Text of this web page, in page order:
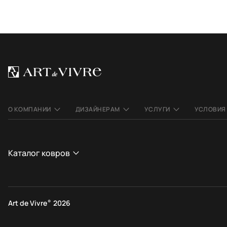
О КОМПАНИИ ДИЗАЙНЕРАМ УСЛУГИ УСЛОВИЯ
Каталог ковров
Art de Vivre® 2026